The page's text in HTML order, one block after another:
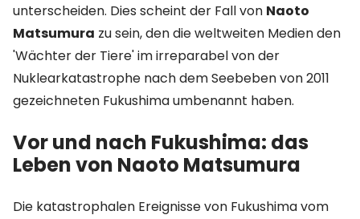
unterscheiden. Dies scheint der Fall von Naoto
Matsumura zu sein, den die weltweiten Medien den
'Wächter der Tiere' im irreparabel von der
Nuklearkatastrophe nach dem Seebeben von 2011
gezeichneten Fukushima umbenannt haben.
Vor und nach Fukushima: das
Leben von Naoto Matsumura
Die katastrophalen Ereignisse von Fukushima vom